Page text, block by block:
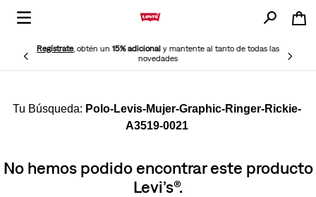
Regístrate, obtén un15% adicionaly mantente al tanto de todas las
novedades
Polo-Levis-Mujer-Graphic-Ringer-Rickie-
A3519-0021
No hemos podido encontrar este producto
Levi’s®.